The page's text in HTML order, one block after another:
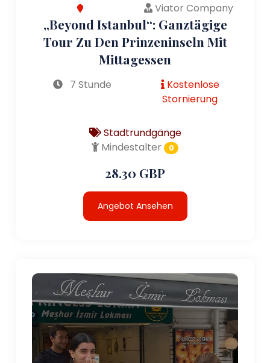
Viator Company
„Beyond Istanbul“: Ganztägige
Tour Zu Den Prinzeninseln Mit
Mittagessen
7 Stunde
Kostenlose
Stornierung
Stadtrundgänge
Mindestalter
0
28.30 GBP
Angebot Ansehen